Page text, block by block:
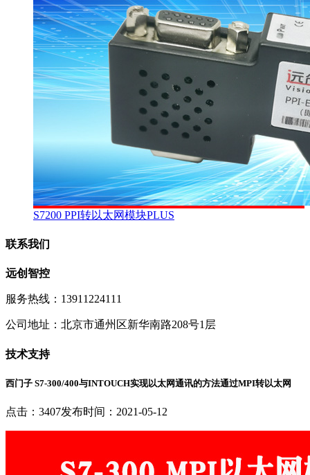
S7200 PPI转以太网模块PLUS
联系我们
远创智控
服务热线：13911224111
公司地址：北京市通州区新华南路208号1层
技术支持
西门子 S7-300/400与INTOUCH实现以太网通讯的方法通过MPI转以太网
点击：3407发布时间：2021-05-12